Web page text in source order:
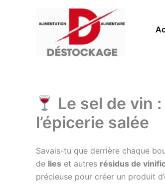
Le sel de vin
l’épicerie salée
Savais-tu que derrière chaque
de lies et autres résidus de
précieuse pour créer un produit